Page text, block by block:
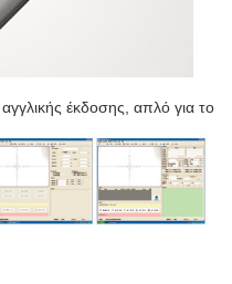
έκδοσης, απλό για το